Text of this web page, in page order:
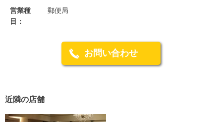
営業種
目：
郵便局
お問い合わせ
近隣の店舗